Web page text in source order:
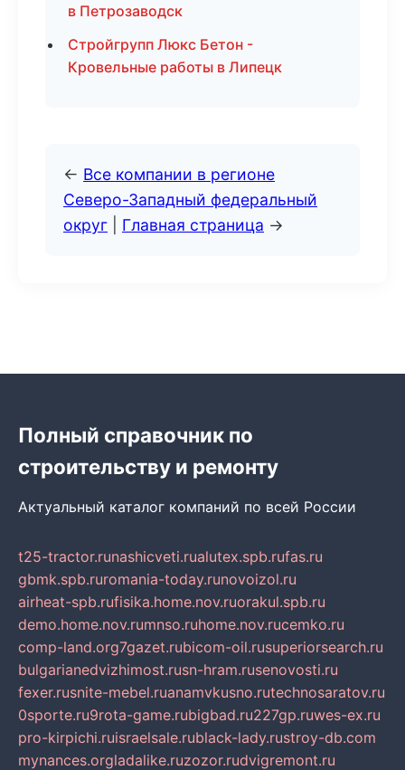
в Петрозаводск
Стройгрупп Люкс Бетон -
Кровельные работы в Липецк
← Все компании в регионе
Северо-Западный федеральный
округ
Главная страница →
Полный справочник по
строительству и ремонту
Актуальный каталог компаний по всей России
t25-tractor.runashicveti.rualutex.spb.rufas.ru
gbmk.spb.ruromania-today.runovoizol.ru
airheat-spb.rufisika.home.nov.ruorakul.spb.ru
demo.home.nov.rumnso.ruhome.nov.rucemko.ru
comp-land.org7gazet.rubicom-oil.rusuperiorsearch.ru
bulgarianedvizhimost.rusn-hram.rusenovosti.ru
fexer.rusnite-mebel.ruanamvkusno.rutechnosaratov.ru
0sporte.ru9rota-game.rubigbad.ru227gp.ruwes-ex.ru
pro-kirpichi.ruisraelsale.rublack-lady.rustroy-db.com
mynances.orgladalike.ruzozor.rudvigremont.ru